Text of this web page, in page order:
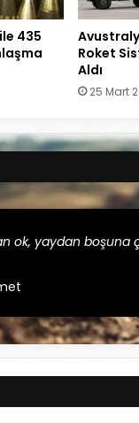
435
Roket
Aldı
25 Mart
ok, yaydan boşuna